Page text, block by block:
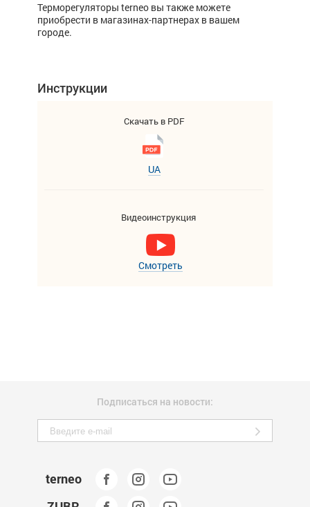
Терморегуляторы terneo вы также можете
приобрести в магазинах-партнерах в вашем
городе.
Инструкции
Скачать в PDF
UA
Видеоинструкция
Смотреть
Подписаться на новости:
terneo